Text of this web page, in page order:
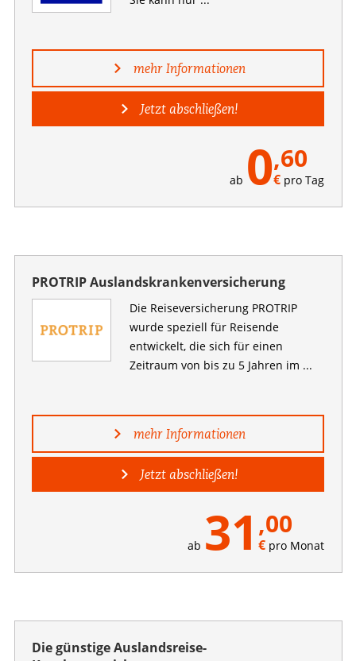
ab 0,60
€pro Tag
mehr Informationen
Jetzt abschließen!
PROTRIP Auslandskrankenversicherung
Die Reiseversicherung PROTRIP
wurde speziell für Reisende
entwickelt, die sich für einen
Zeitraum von bis zu 5 Jahren im ...
ab 31 ,00
€pro Monat
mehr Informationen
Jetzt abschließen!
Die günstige Auslandsreise-